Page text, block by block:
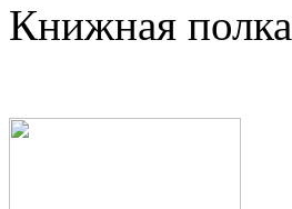
Книжная полка